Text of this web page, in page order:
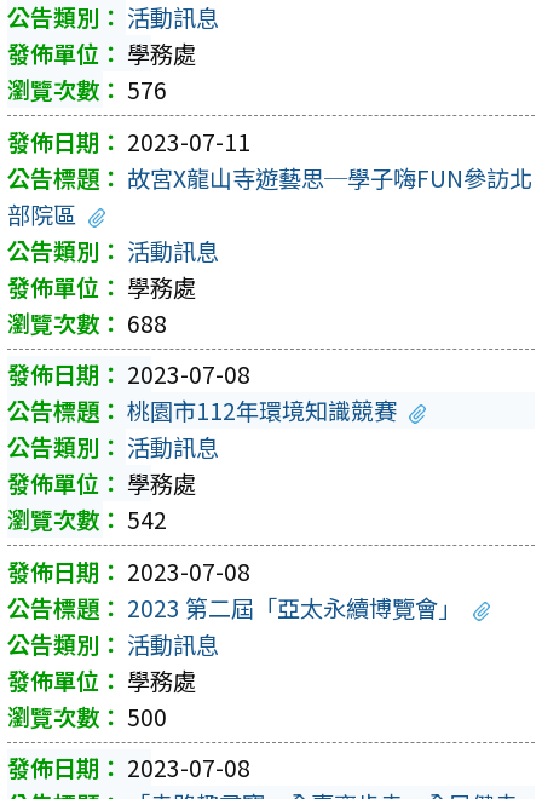
活動訊息
學務處
576
2023-07-11
故宮X龍山寺遊藝思─學子嗨FUN參訪北
部院區
活動訊息
學務處
688
2023-07-08
桃園市112年環境知識競賽
活動訊息
學務處
542
2023-07-08
2023 第二屆「亞太永續博覽會」
活動訊息
學務處
500
2023-07-08